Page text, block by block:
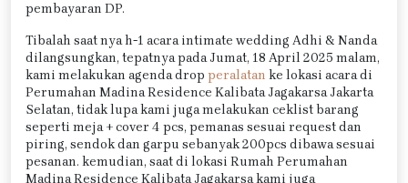
pembayaran DP.
Tibalah saat nya h-1 acara intimate wedding Adhi & Nanda
dilangsungkan, tepatnya pada Jumat, 18 April 2025 malam,
kami melakukan agenda drop peralatan ke lokasi acara di
Perumahan Madina Residence Kalibata Jagakarsa Jakarta
Selatan, tidak lupa kami juga melakukan ceklist barang
seperti meja + cover 4 pcs, pemanas sesuai request dan
piring, sendok dan garpu sebanyak 200pcs dibawa sesuai
pesanan. kemudian, saat di lokasi Rumah Perumahan
Madina Residence Kalibata Jagakarsa kami juga